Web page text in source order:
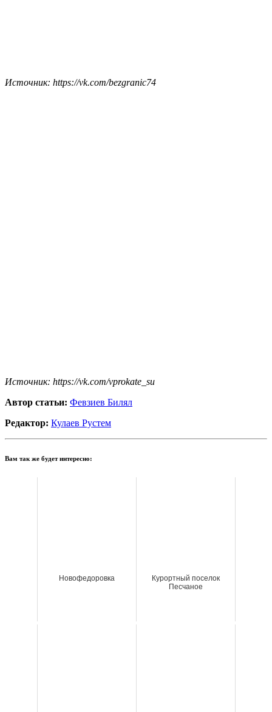
Источник: https://vk.com/bezgranic74
Источник: https://vk.com/vprokate_su
Автор статьи: Февзиев Билял
Редактор: Кулаев Рустем
Вам так же будет интересно:
Новофедоровка
Курортный поселок
Песчаное